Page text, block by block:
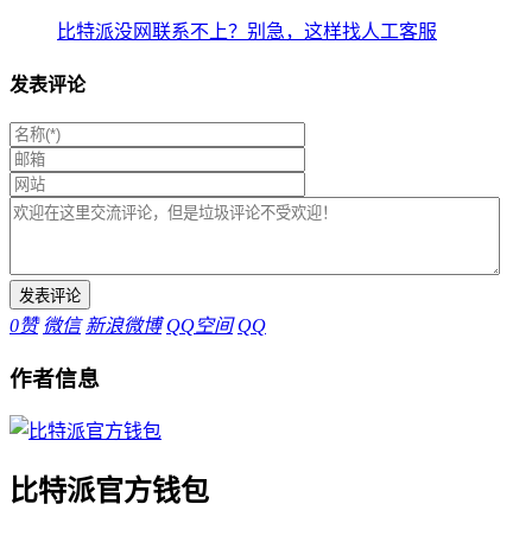
比特派没网联系不上？别急，这样找人工客服
发表评论
0赞 微信 新浪微博 QQ空间 QQ
作者信息
比特派官方钱包